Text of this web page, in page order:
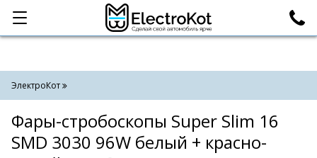
Категории Поиск
ЭлектроКот
Фары-стробоскопы Super Slim 16
SMD 3030 96W белый + красно-